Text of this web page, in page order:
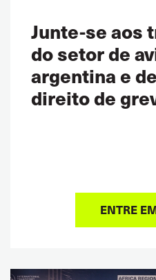
Junte-se aos
do setor de
argentina e
direito de
ENTRE